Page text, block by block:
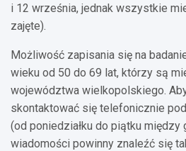
i 12 września, jednak wszystkie
zajęte).
Możliwość zapisania się na
wieku od 50 do 69 lat, którzy są
województwa wielkopolskiego.
skontaktować się telefonicznie
(od poniedziałku do piątku między
wiadomości powinny znaleźć się